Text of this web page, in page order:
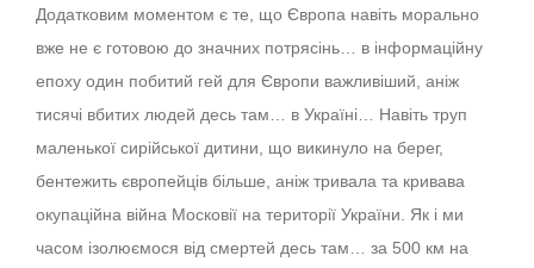
Додатковим моментом є те, що Європа навіть морально
вже не є готовою до значних потрясінь… в інформаційну
епоху один побитий гей для Європи важливіший, аніж
тисячі вбитих людей десь там… в Україні… Навіть труп
маленької сирійської дитини, що викинуло на берег,
бентежить європейців більше, аніж тривала та кривава
окупаційна війна Московії на території України. Як і ми
часом ізолюємося від смертей десь там… за 500 км на